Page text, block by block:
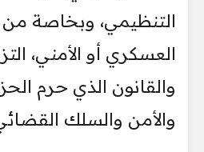
التنظيمي، وبخاصة
العسكري أو الأمني،
والقانون الذي حرم
والأمن والسلك